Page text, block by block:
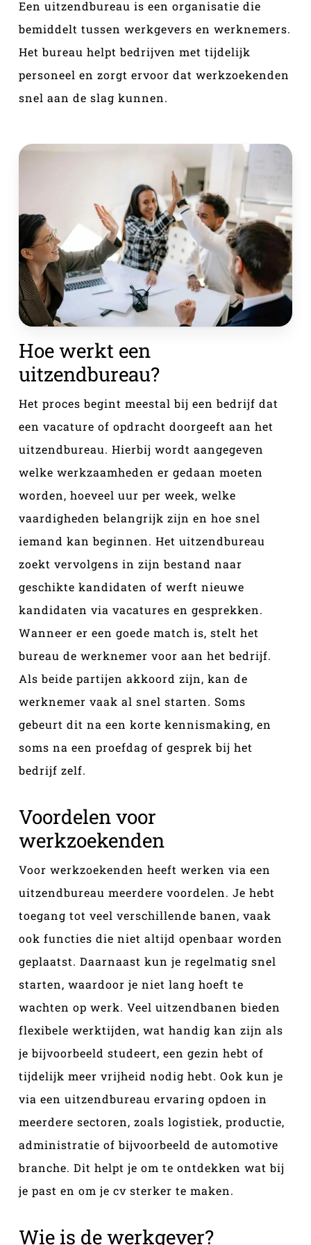
Een uitzendbureau is een organisatie die
bemiddelt tussen werkgevers en werknemers.
Het bureau helpt bedrijven met tijdelijk
personeel en zorgt ervoor dat werkzoekenden
snel aan de slag kunnen.
Hoe werkt een
uitzendbureau?
Het proces begint meestal bij een bedrijf dat
een vacature of opdracht doorgeeft aan het
uitzendbureau. Hierbij wordt aangegeven
welke werkzaamheden er gedaan moeten
worden, hoeveel uur per week, welke
vaardigheden belangrijk zijn en hoe snel
iemand kan beginnen. Het uitzendbureau
zoekt vervolgens in zijn bestand naar
geschikte kandidaten of werft nieuwe
kandidaten via vacatures en gesprekken.
Wanneer er een goede match is, stelt het
bureau de werknemer voor aan het bedrijf.
Als beide partijen akkoord zijn, kan de
werknemer vaak al snel starten. Soms
gebeurt dit na een korte kennismaking, en
soms na een proefdag of gesprek bij het
bedrijf zelf.
Voordelen voor
werkzoekenden
Voor werkzoekenden heeft werken via een
uitzendbureau meerdere voordelen. Je hebt
toegang tot veel verschillende banen, vaak
ook functies die niet altijd openbaar worden
geplaatst. Daarnaast kun je regelmatig snel
starten, waardoor je niet lang hoeft te
wachten op werk. Veel uitzendbanen bieden
flexibele werktijden, wat handig kan zijn als
je bijvoorbeeld studeert, een gezin hebt of
tijdelijk meer vrijheid nodig hebt. Ook kun je
via een uitzendbureau ervaring opdoen in
meerdere sectoren, zoals logistiek, productie,
administratie of bijvoorbeeld de automotive
branche. Dit helpt je om te ontdekken wat bij
je past en om je cv sterker te maken.
Wie is de werkgever?